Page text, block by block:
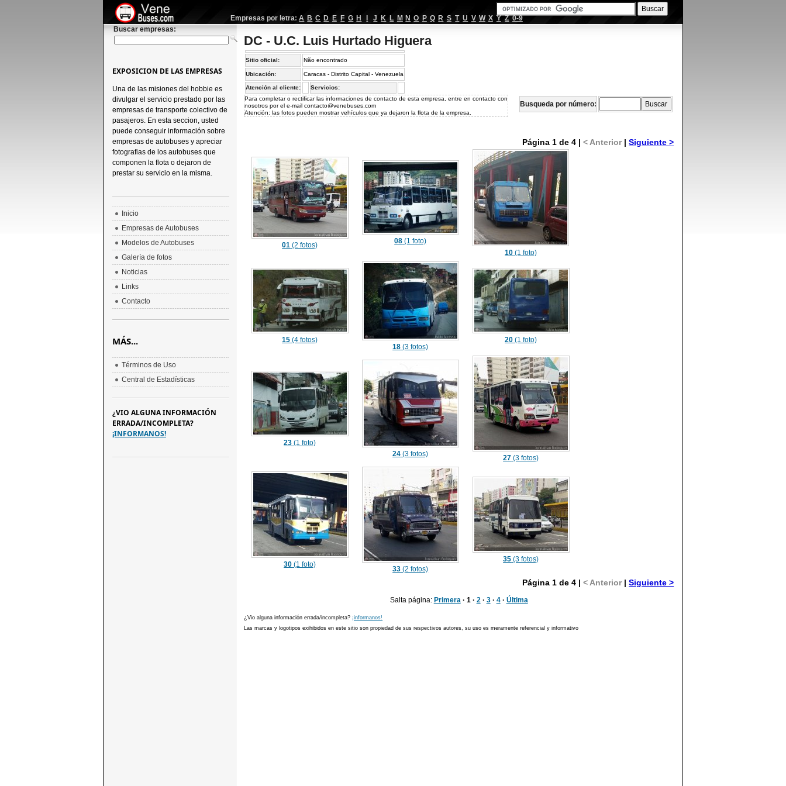
Empresas por letra: A B C D E F G H J K L M N O P Q R S T U V W X Y Z 0-9
Buscar empresas:
DC - U.C. Luis Hurtado Higuera
Sitio oficial: Não encontrado
Ubicación: Caracas - Distrito Capital - Venezuela
Atención al cliente:
Servicios:
Para completar o rectificar las informaciones de contacto de esta empresa, entre en contacto con
nosotros por el e-mailcontacto@venebuses.com
Atención: las fotos pueden mostrar vehículos que ya dejaron la flota de la empresa.
Busqueda por número:
Página 1 de 4 |< Anterior|Siguiente >
01 (2 fotos) 08 (1 foto)
10 (1 foto)
15 (4 fotos)
18 (3 fotos)
20 (1 foto)
23 (1 foto)
24 (3 fotos) 27 (3 fotos)
30 (1 foto)
33 (2 fotos)
35 (3 fotos)
Página 1 de 4 |< Anterior|Siguiente >
Salta página: Primera· 1 · 2· 3· 4· Última
¿Vio alguna información errada/incompleta? ¡informanos!
Las marcas y logotipos exihibidos en este sitio son propiedad de sus respectivos autores, su uso es meramente referencial y informativo
EXPOSICION DE LAS EMPRESAS
Una de las misiones del hobbie es
divulgar el servicio prestado por las
empresas de transporte colectivo de
pasajeros. En esta seccion, usted
puede conseguir información sobre
empresas de autobuses y apreciar
fotografias de los autobuses que
componen la flota o dejaron de
prestar su servicio en la misma.
Inicio
Empresas de Autobuses
Modelos de Autobuses
Galería de fotos
Noticias
Links
Contacto
MÁS...
Términos de Uso
Central de Estadísticas
¿VIO ALGUNA INFORMACIÓN
ERRADA/INCOMPLETA?
¡INFORMANOS!